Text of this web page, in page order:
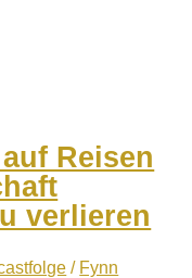
Reisen
verlieren
/ Fynn